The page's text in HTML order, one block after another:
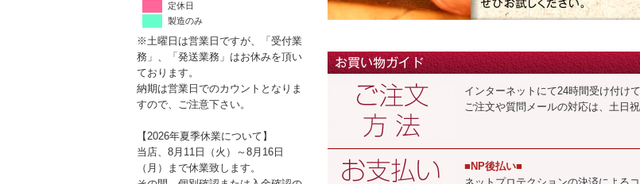
定休日
製造のみ
※土曜日は営業日ですが、「受付業
務」、「発送業務」はお休みを頂い
ております。
納期は営業日でのカウントとなりま
すので、ご注意下さい。
【2026年夏季休業について】
当店、8月11日（火）～8月16日
（月）まで休業致します。
インターネットにて24時間受け付けて
ご注文や質問メールの対応は、土日
■NP後払い■